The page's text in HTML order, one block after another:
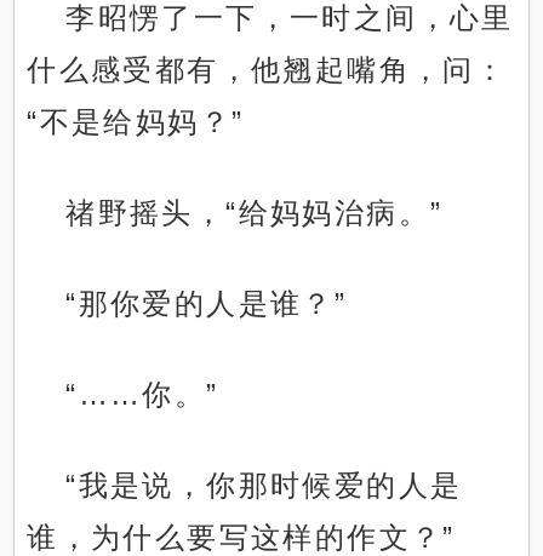
李昭愣了一下，一时之间，心里
什么感受都有，他翘起嘴角，问：
“不是给妈妈？”
禇野摇头，“给妈妈治病。”
“那你爱的人是谁？”
“……你。”
“我是说，你那时候爱的人是
谁，为什么要写这样的作文？”